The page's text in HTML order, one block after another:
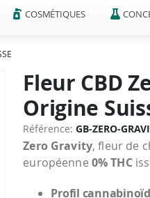
COSMÉTIQUES
Fleur CBD
Origine
Référence GB-ZERO-
Zero Gravity, fleur de
européenne 0% THC
Profil